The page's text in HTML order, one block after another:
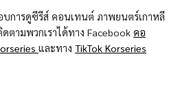
การดูซีรีส์ คอนเทนต์ ภาพยนตร์เกาหลี
ตามพวกเราได้ทาง Facebook คอ
และทาง TikTok Korseries